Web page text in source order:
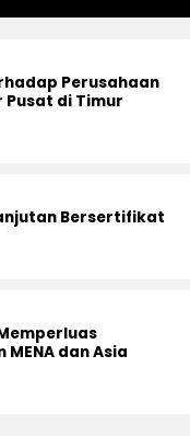
Perusahaan
Pusat di Timur
Bersertifikat
dan Asia